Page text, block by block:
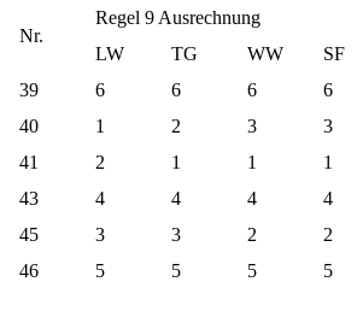
Nr.
Regel 9 Ausrechnung
LW
TG WW SF
39
6 6 6 6
40
1 2 3 3
41
2 1 1 1
43
4 4 4 4
45
3 3 2 2
46
5 5 5 5